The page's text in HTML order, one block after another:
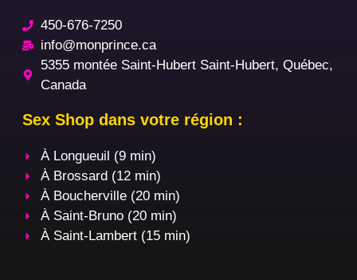
450-676-7250
info@monprince.ca
5355 montée Saint-Hubert Saint-Hubert, Québec,
Canada
Sex Shop dans votre région :
À Longueuil (9 min)
À Brossard (12 min)
À Boucherville (20 min)
À Saint-Bruno (20 min)
À Saint-Lambert (15 min)